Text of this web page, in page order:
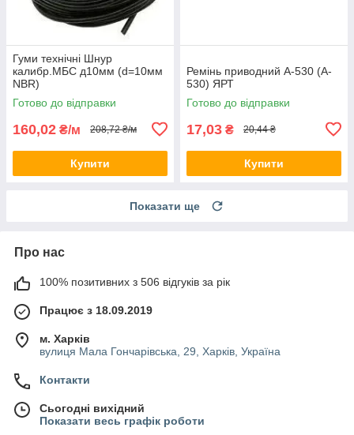
Гуми технічні Шнур
калибр.МБС д10мм (d=10мм
NBR)
Готово до відправки
160,02 ₴/м 208,72 ₴/м
Купити
Ремінь приводний A-530 (A-
530) ЯРТ
Готово до відправки
17,03 ₴ 20,44 ₴
Купити
Показати ще
Про нас
100% позитивних з 506 відгуків за рік
Працює з 18.09.2019
м. Харків
вулиця Мала Гончарівська, 29, Харків, Україна
Контакти
Сьогодні вихідний
Показати весь графік роботи